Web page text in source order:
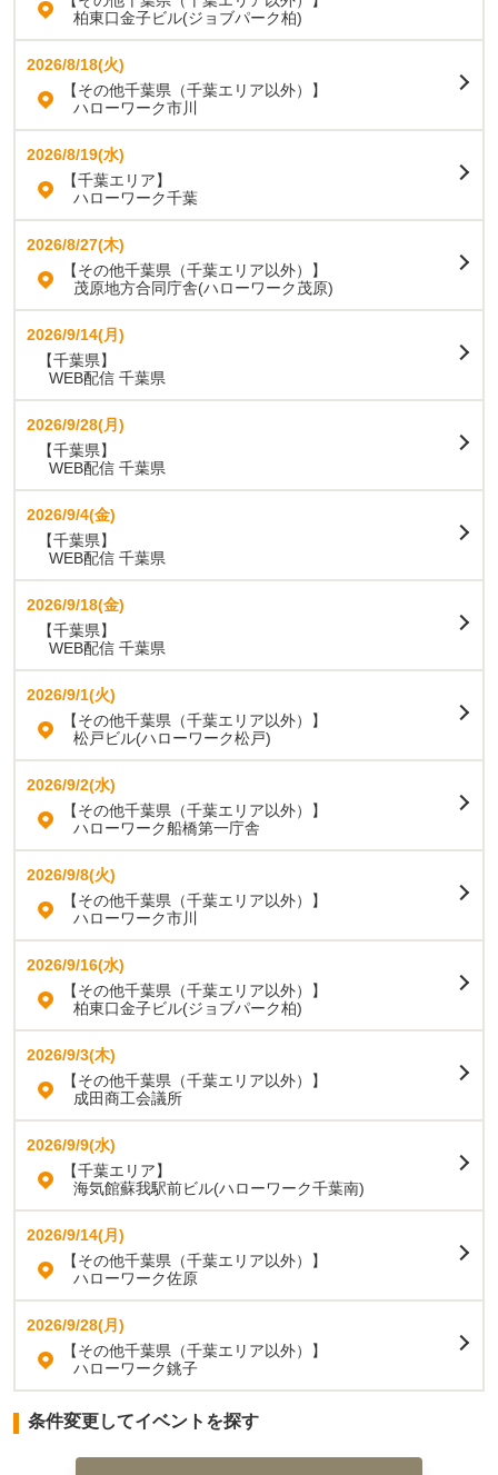
柏東口金子ビル(ジョブパーク柏)
2026/8/18(火)
【その他千葉県（千葉エリア以外）】
ハローワーク市川
2026/8/19(水)
【千葉エリア】
ハローワーク千葉
2026/8/27(木)
【その他千葉県（千葉エリア以外）】
茂原地方合同庁舎(ハローワーク茂原)
2026/9/14(月)
【千葉県】
WEB配信 千葉県
2026/9/28(月)
【千葉県】
WEB配信 千葉県
2026/9/4(金)
【千葉県】
WEB配信 千葉県
2026/9/18(金)
【千葉県】
WEB配信 千葉県
2026/9/1(火)
【その他千葉県（千葉エリア以外）】
松戸ビル(ハローワーク松戸)
2026/9/2(水)
【その他千葉県（千葉エリア以外）】
ハローワーク船橋第一庁舎
2026/9/8(火)
【その他千葉県（千葉エリア以外）】
ハローワーク市川
2026/9/16(水)
【その他千葉県（千葉エリア以外）】
柏東口金子ビル(ジョブパーク柏)
2026/9/3(木)
【その他千葉県（千葉エリア以外）】
成田商工会議所
2026/9/9(水)
【千葉エリア】
海気館蘇我駅前ビル(ハローワーク千葉南)
2026/9/14(月)
【その他千葉県（千葉エリア以外）】
ハローワーク佐原
2026/9/28(月)
【その他千葉県（千葉エリア以外）】
ハローワーク銚子
条件変更してイベントを探す